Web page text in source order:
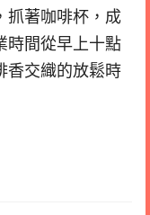
抓著咖啡杯，成
時間從早上十點
香交織的放鬆時